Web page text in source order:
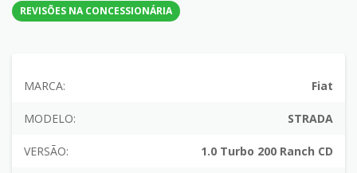
REVISÕES NA CONCESSIONÁRIA
MARCA: Fiat
MODELO: STRADA
VERSÃO: 1.0 Turbo 200 Ranch CD